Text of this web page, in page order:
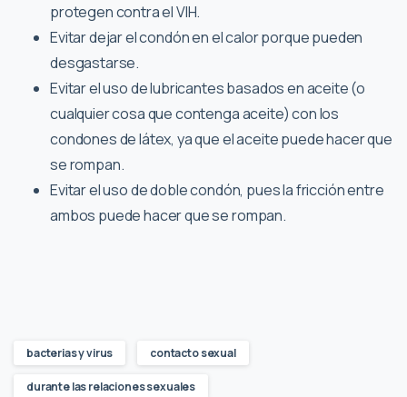
protegen contra el VIH.
Evitar dejar el condón en el calor porque pueden
desgastarse.
Evitar el uso de lubricantes basados en aceite (o
cualquier cosa que contenga aceite) con los
condones de látex, ya que el aceite puede hacer que
se rompan.
Evitar el uso de doble condón, pues la fricción entre
ambos puede hacer que se rompan.
bacterias y virus contacto sexual
durante las relaciones sexuales